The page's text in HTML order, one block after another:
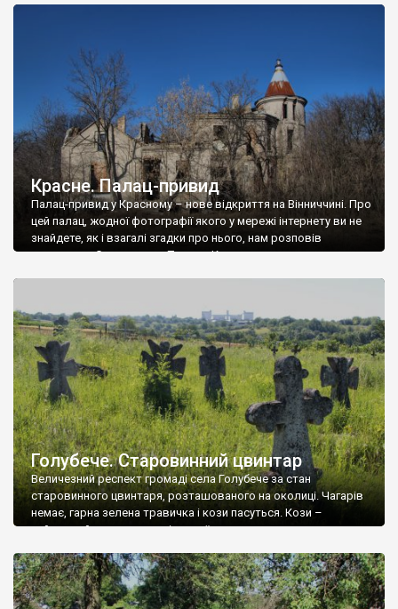
Красне. Палац-привид
Палац-привид у Красному – нове відкриття на Вінниччині. Про
цей палац, жодної фотографії якого у мережі інтернету ви не
знайдете, як і взагалі згадки про нього, нам розповів
мешканець Самгородка. Палац у Красному вразив не лише
Голубече. Старовинний цвинтар
Величезний респект громаді села Голубече за стан
старовинного цвинтаря, розташованого на околиці. Чагарів
немає, гарна зелена травичка і кози пасуться. Кози –
найкращий регулятор шкідливої, для старих кладовищ,
бруньками, кози ті бруньки обгризають, бо то улюблений
делікатес. На цвинтарі у Голубечому ціла колекція
різноманітних форм хрестів. Село відносно невелике, […]